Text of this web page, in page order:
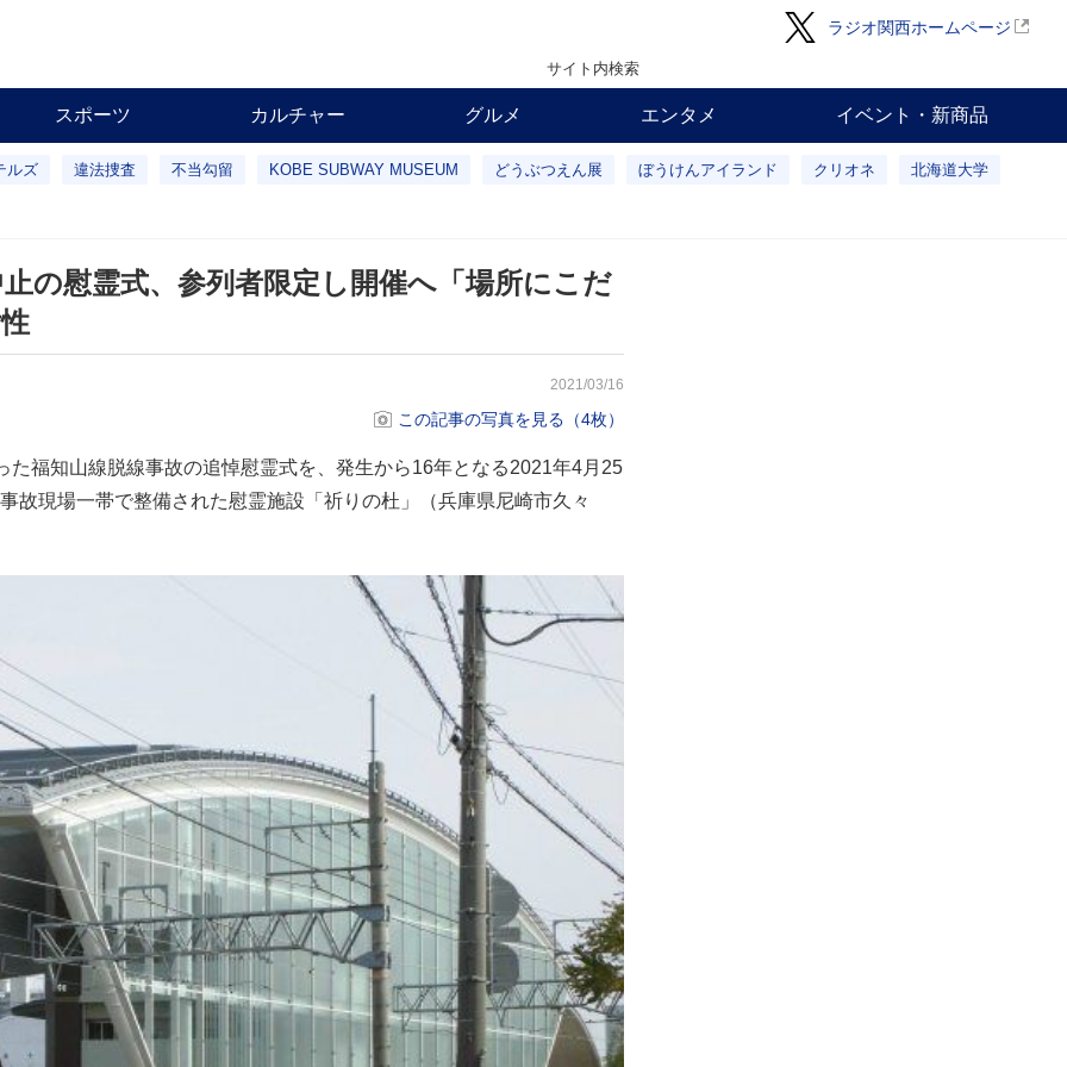
ラジオ関西ホームページ
サイト内検索
スポーツ カルチャー グルメ エンタメ イベント・新商品
ルズ 違法捜査 不当勾留 KOBE SUBWAY MUSEUM どうぶつえん展 ぼうけんアイランド クリオネ 北海道大学
の慰霊式、参列者限定し開催へ「場所にこだ
2021/03/16
この記事の写真を見る（4枚）
福知山線脱線事故の追悼慰霊式を、発生から16年となる2021年4月25
故現場一帯で整備された慰霊施設「祈りの杜」（兵庫県尼崎市久々